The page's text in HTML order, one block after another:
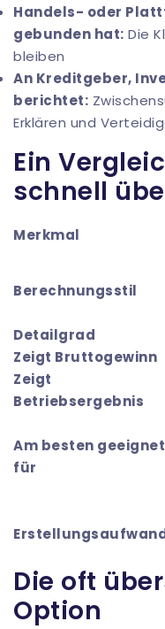
Handels- oder
gebunden hat: Die
bleiben
An Kreditgeber,
berichtet:
Erklären und
Ein
schnell
Merkmal
Berechnungsstil
Detailgrad
Zeigt Bruttogewinn
Zeigt
Betriebsergebnis
Am besten geeignet
für
Die oft
Option